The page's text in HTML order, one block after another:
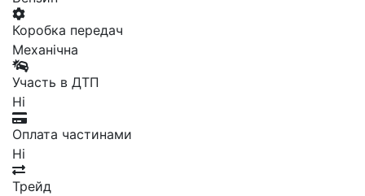
Коробка передач
Механічна
Участь в ДТП
Ні
Оплата частинами
Ні
Трейд